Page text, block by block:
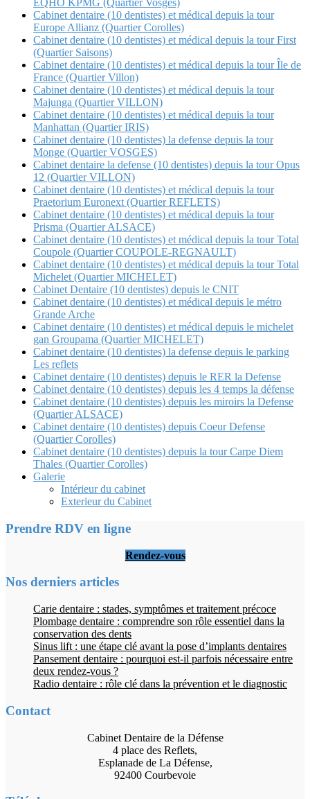
EQHO KPMG (Quartier Vosges)
Cabinet dentaire (10 dentistes) et médical depuis la tour
Europe Allianz (Quartier Corolles)
Cabinet dentaire (10 dentistes) et médical depuis la tour First
(Quartier Saisons)
Cabinet dentaire (10 dentistes) et médical depuis la tour Île de
France (Quartier Villon)
Cabinet dentaire (10 dentistes) et médical depuis la tour
Majunga (Quartier VILLON)
Cabinet dentaire (10 dentistes) et médical depuis la tour
Manhattan (Quartier IRIS)
Cabinet dentaire (10 dentistes) la defense depuis la tour
Monge (Quartier VOSGES)
Cabinet dentaire la defense (10 dentistes) depuis la tour Opus
12 (Quartier VILLON)
Cabinet dentaire (10 dentistes) et médical depuis la tour
Praetorium Euronext (Quartier REFLETS)
Cabinet dentaire (10 dentistes) et médical depuis la tour
Prisma (Quartier ALSACE)
Cabinet dentaire (10 dentistes) et médical depuis la tour Total
Coupole (Quartier COUPOLE-REGNAULT)
Cabinet dentaire (10 dentistes) et médical depuis la tour Total
Michelet (Quartier MICHELET)
Cabinet Dentaire (10 dentistes) depuis le CNIT
Cabinet dentaire (10 dentistes) et médical depuis le métro
Grande Arche
Cabinet dentaire (10 dentistes) et médical depuis le michelet
gan Groupama (Quartier MICHELET)
Cabinet dentaire (10 dentistes) la defense depuis le parking
Les reflets
Cabinet dentaire (10 dentistes) depuis le RER la Defense
Cabinet dentaire (10 dentistes) depuis les 4 temps la défense
Cabinet dentaire (10 dentistes) depuis les miroirs la Defense
(Quartier ALSACE)
Cabinet dentaire (10 dentistes) depuis Coeur Defense
(Quartier Corolles)
Cabinet dentaire (10 dentistes) depuis la tour Carpe Diem
Thales (Quartier Corolles)
Galerie
Intérieur du cabinet
Exterieur du Cabinet
Prendre RDV en ligne
Rendez-vous
Nos derniers articles
Carie dentaire : stades, symptômes et traitement précoce
Plombage dentaire : comprendre son rôle essentiel dans la
conservation des dents
Sinus lift : une étape clé avant la pose d’implants dentaires
Pansement dentaire : pourquoi est-il parfois nécessaire entre
deux rendez-vous ?
Radio dentaire : rôle clé dans la prévention et le diagnostic
Contact
Cabinet Dentaire de la Défense
4 place des Reflets,
Esplanade de La Défense,
92400 Courbevoie